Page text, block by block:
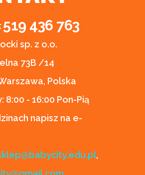
519 436 763
sp. z o.o.
73B /14
Polska
8:00 - 16:00 Pon-Pią
napisz na e-
,